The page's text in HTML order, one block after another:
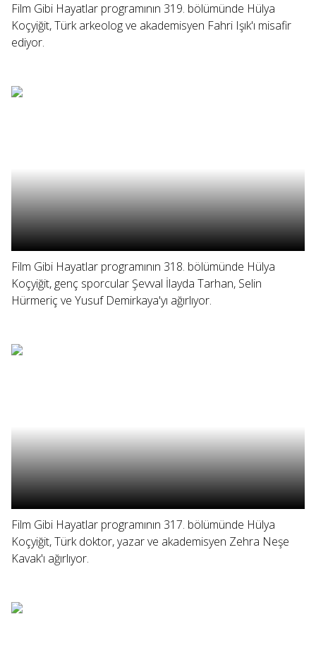
Film Gibi Hayatlar programının 319. bölümünde Hülya
Koçyiğit, Türk arkeolog ve akademisyen Fahri Işık'ı misafir
ediyor.
Film Gibi Hayatlar programının 318. bölümünde Hülya
Koçyiğit, genç sporcular Şevval İlayda Tarhan, Selin
Hürmeriç ve Yusuf Demirkaya'yı ağırlıyor.
Film Gibi Hayatlar programının 317. bölümünde Hülya
Koçyiğit, Türk doktor, yazar ve akademisyen Zehra Neşe
Kavak'ı ağırlıyor.